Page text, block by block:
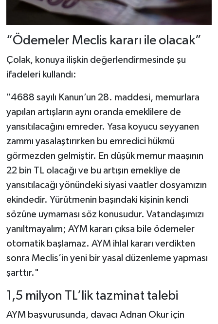
“Ödemeler Meclis kararı ile olacak”
Çolak, konuya ilişkin değerlendirmesinde şu
ifadeleri kullandı:
"4688 sayılı Kanun’un 28. maddesi, memurlara
yapılan artışların aynı oranda emeklilere de
yansıtılacağını emreder. Yasa koyucu seyyanen
zammı yasalaştırırken bu emredici hükmü
görmezden gelmiştir. En düşük memur maaşının
22 bin TL olacağı ve bu artışın emekliye de
yansıtılacağı yönündeki siyasi vaatler dosyamızın
ekindedir. Yürütmenin başındaki kişinin kendi
sözüne uymaması söz konusudur. Vatandaşımızı
yanıltmayalım; AYM kararı çıksa bile ödemeler
otomatik başlamaz. AYM ihlal kararı verdikten
sonra Meclis’in yeni bir yasal düzenleme yapması
şarttır."
1,5 milyon TL’lik tazminat talebi
AYM başvurusunda, davacı Adnan Okur için